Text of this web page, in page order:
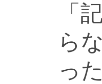
「
ら
っ